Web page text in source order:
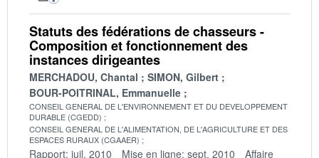
Statuts des fédérations de chasseurs -
Composition et fonctionnement des
instances dirigeantes
MERCHADOU, Chantal
SIMON, Gilbert
BOUR-POITRINAL, Emmanuelle
CONSEIL GENERAL DE L'ENVIRONNEMENT ET DU DEVELOPPEMENT
DURABLE (CGEDD)
CONSEIL GENERAL DE L'ALIMENTATION, DE L'AGRICULTURE ET DES
ESPACES RURAUX (CGAAER)
Rapport: juil. 2010 Mise en ligne: sept. 2010
Affaire